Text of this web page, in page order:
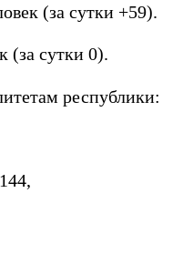
(за сутки +59).
(за сутки 0).
республики: